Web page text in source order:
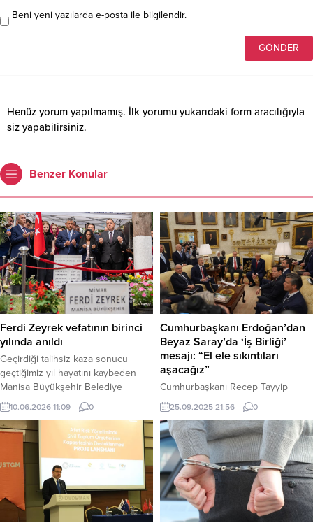
Beni yeni yazılarda e-posta ile bilgilendir.
Henüz yorum yapılmamış. İlk yorumu yukarıdaki form aracılığıyla
siz yapabilirsiniz.
Benzer Konular
Ferdi Zeyrek vefatının birinci
yılında anıldı
Geçirdiği talihsiz kaza sonucu
geçtiğimiz yıl hayatını kaybeden
Manisa Büyükşehir Belediye
Başkanı Ferdi Zeyrek, vefatının
birinci yıl dönümünde düzenlenen
programla anıldı. Haber Merkezi –
Manisa Büyükşehir Belediyesi’nin
merhum başkanı Ferdi Zeyrek için
düzenlenen anma programına
Manisa Büyükşehir Belediye
Başkanı Besim Dutlulu, Genel
Sekreter Burak Deste, genel
10.06.2026 11:09 0
Cumhurbaşkanı Erdoğan’dan
Beyaz Saray’da ‘İş Birliği’
mesajı: “El ele sıkıntıları
aşacağız”
Cumhurbaşkanı Recep Tayyip
Erdoğan, ABD Başkanı Donald
Trump ile Beyaz Saray’daki
görüşmesi öncesinde yaptığı
açıklamada, bölgesel sorunların
çözümü için iş birliği mesajı verdi.
Erdoğan, “Birlikte el ele bölgedeki
bu sıkıntıları aşacağımıza
inanıyorum,” dedi. Haber Merkezi –
Türkiye Cumhuriyeti
25.09.2025 21:56 0